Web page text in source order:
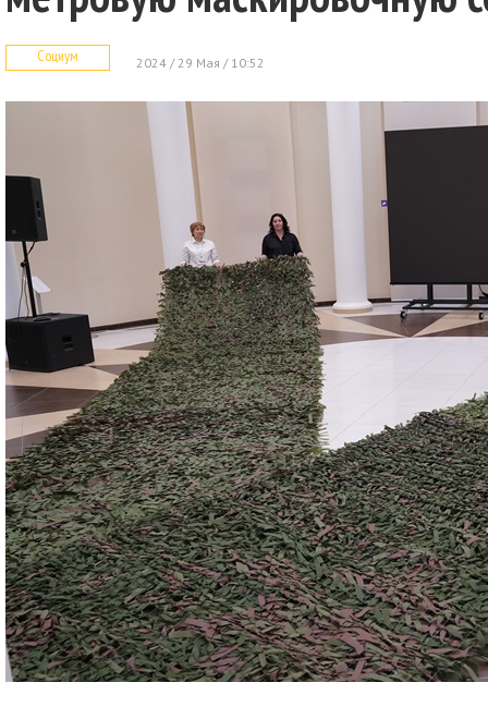
Социум 2024 / 29 Мая / 10:52